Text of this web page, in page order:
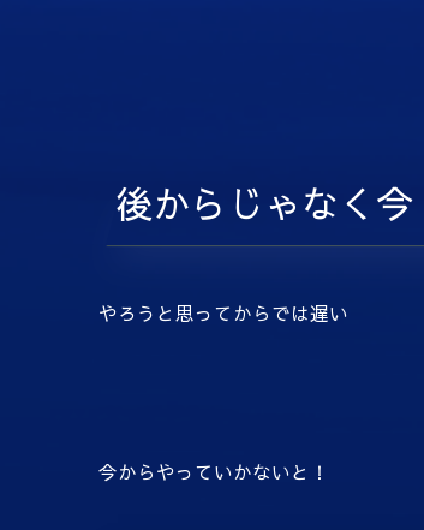
後からじゃなく今
やろうと思ってからでは遅い
今からやっていかないと！